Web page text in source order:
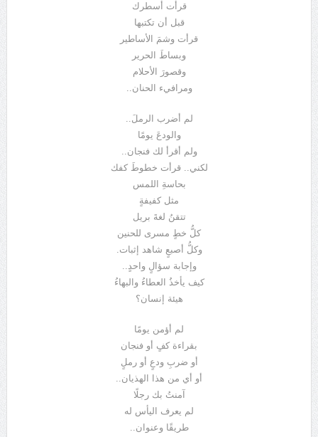
قرأت أسطرك
قبل أن تكتبها
قرأت وشمَ الأساطير
وبساطَ الحرير
وقصورَ الأحلام
ومرافيء الحنان..
لم أضرب الرملَ..
والودعَ يومًا
ولم أقرأ لك فنجان..
لكني.. قرأت خطوطَ كفك
بحاسةِ اللمس
مثل كفيفةٍ
تتقنُ لغةَ بريل
كلُّ خطٍ مسرى للحنين
وكلُّ أصبعٍ شاهد إثبات.
وإجابة سؤالٍ واحدٍ..
كيف يأخذُ العطاءُ والبهاءُ
هيئة إنسان؟
لم أؤمن يومًا
بقراءة كفٍ أو فنجان
أو ضربِ ودعٍ أو رملٍ
أو أي من هذا الهذيان..
آمنتُ بك رجلًا
لم يعرف اليأس له
طريقًا وعنوان..